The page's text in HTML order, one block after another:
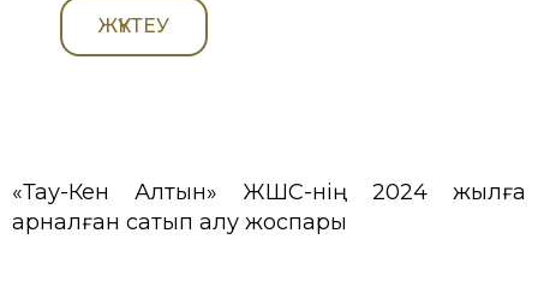
ЖҮКТЕУ
«Тау-Кен Алтын» ЖШС-нің 2024 жылға
арналған сатып алу жоспары